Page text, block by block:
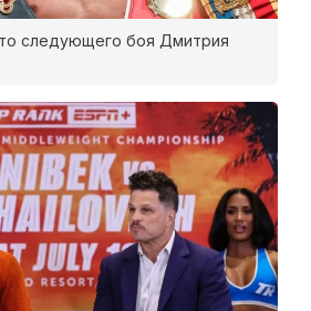
следующего боя Дмитрия